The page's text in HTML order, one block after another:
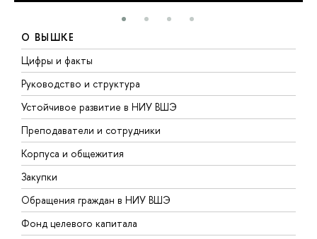
О ВЫШКЕ
Цифры и факты
Руководство и структура
Устойчивое развитие в НИУ ВШЭ
Преподаватели и сотрудники
Корпуса и общежития
Закупки
Обращения граждан в НИУ ВШЭ
Фонд целевого капитала